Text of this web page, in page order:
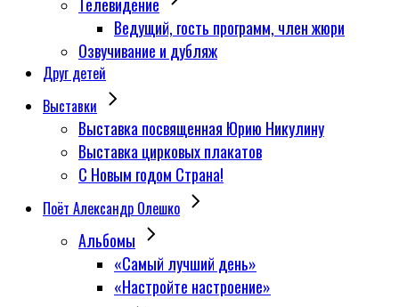
Ведущий, гость программ, член жюри
Озвучивание и дубляж
Друг детей
Выставки
Выставка посвященная Юрию Никулину
Выставка цирковых плакатов
С Новым годом Страна!
Поёт Александр Олешко
Альбомы
«Самый лучший день»
«Настройте настроение»